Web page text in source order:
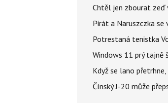
Chtěl jen zbourat
Pirát a Naruszczka
Potrestaná tenistka
Windows 11 prý tajně
Když se lano
Čínský J-20 může